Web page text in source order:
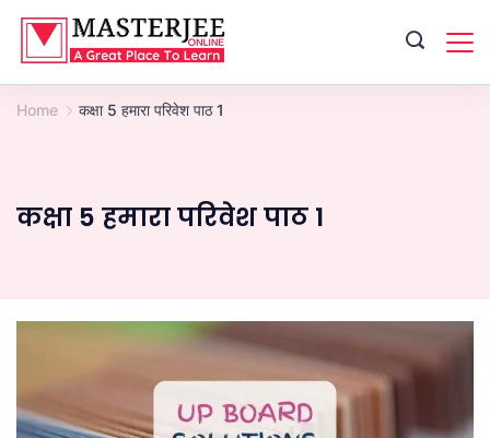
Skip
content
Home कक्षा 5 हमारा परिवेश पाठ 1
कक्षा 5 हमारा परिवेश पाठ 1